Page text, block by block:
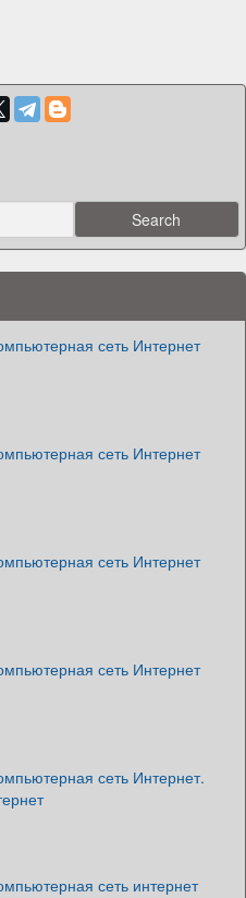
сеть Интернет
сеть Интернет
сеть Интернет
сеть Интернет
сеть Интернет.
сеть интернет